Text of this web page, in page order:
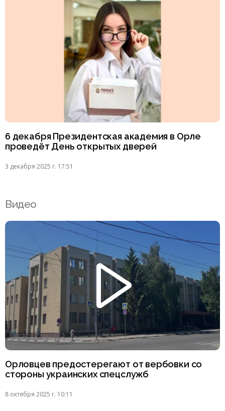
6 декабря Президентская академия в Орле
проведёт День открытых дверей
3 декабря 2025 г. 17:51
Видео
Орловцев предостерегают от вербовки со
стороны украинских спецслужб
8 октября 2025 г. 10:11